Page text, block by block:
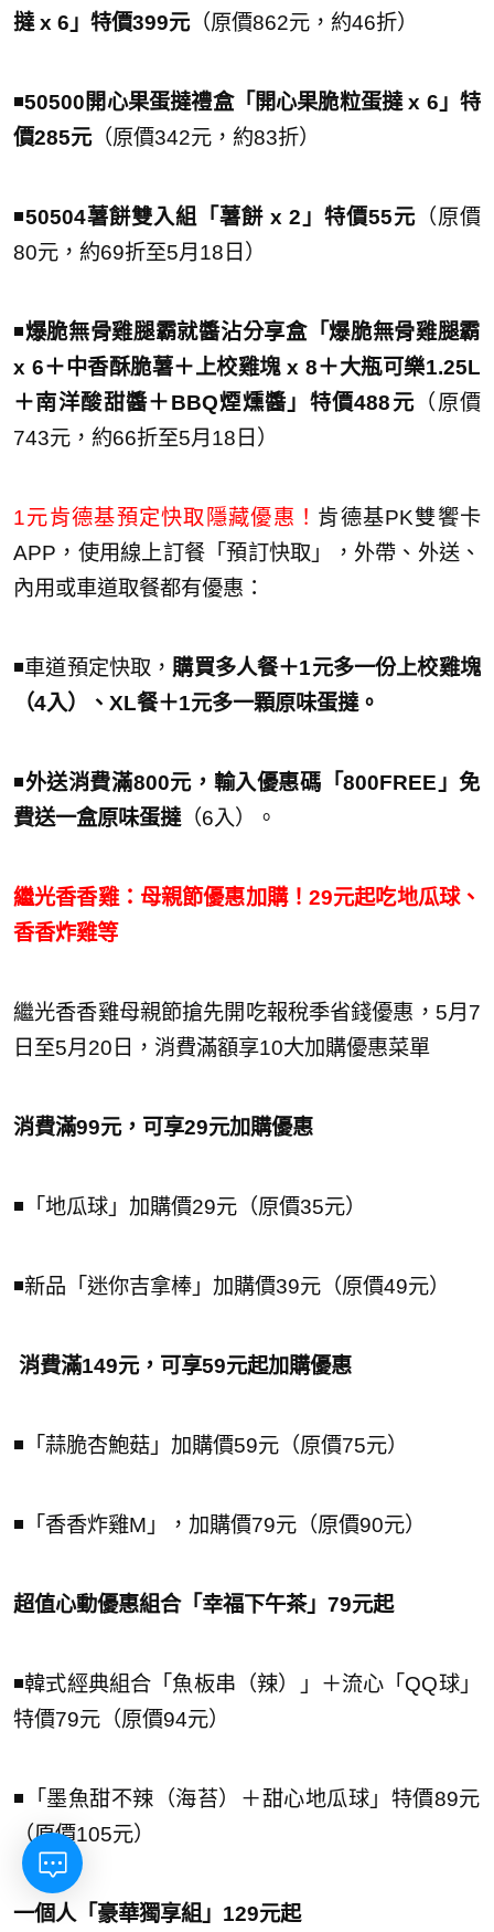
撻 x 6」特價399元（原價862元，約46折）
◾️50500開心果蛋撻禮盒「開心果脆粒蛋撻 x 6」特
價285元（原價342元，約83折）
◾️50504薯餅雙入組「薯餅 x 2」特價55元 （原價
80元，約69折至5月18日）
◾️爆脆無骨雞腿霸就醬沾分享盒「爆脆無骨雞腿霸
x 6＋中香酥脆薯＋上校雞塊 x 8＋大瓶可樂1.25L
＋南洋酸甜醬＋BBQ煙燻醬」特價488元 （原價
743元，約66折至5月18日）
1元肯德基預定快取隱藏優惠！ 肯德基PK雙饗卡
APP，使用線上訂餐「預訂快取」，外帶、外送、
內用或車道取餐都有優惠：
◾️車道預定快取， 購買多人餐＋1元多一份上校雞塊
（4入）、XL餐＋1元多一顆原味蛋撻。
◾️外送消費滿800元，輸入優惠碼「800FREE」免
費送一盒原味蛋撻 （6入）。
繼光香香雞：母親節優惠加購！29元起吃地瓜球、
香香炸雞等
繼光香香雞母親節搶先開吃報稅季省錢優惠，5月7
日至5月20日，消費滿額享10大加購優惠菜單
消費滿99元，可享29元加購優惠
◾️「地瓜球」加購價29元（原價35元）
◾️新品「迷你吉拿棒」加購價39元（原價49元）
消費滿149元，可享59元起加購優惠
◾️「蒜脆杏鮑菇」加購價59元（原價75元）
◾️「香香炸雞M」，加購價79元（原價90元）
超值心動優惠組合「幸福下午茶」79元起
◾️韓式經典組合「魚板串（辣）」＋流心「QQ球」
特價79元（原價94元）
◾️「墨魚甜不辣（海苔）＋甜心地瓜球」特價89元
（原價105元）
一個人「豪華獨享組」129元起